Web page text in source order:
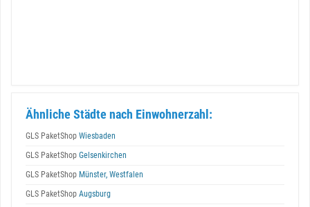
Ähnliche Städte nach Einwohnerzahl:
GLS PaketShop Wiesbaden
GLS PaketShop Gelsenkirchen
GLS PaketShop Münster, Westfalen
GLS PaketShop Augsburg